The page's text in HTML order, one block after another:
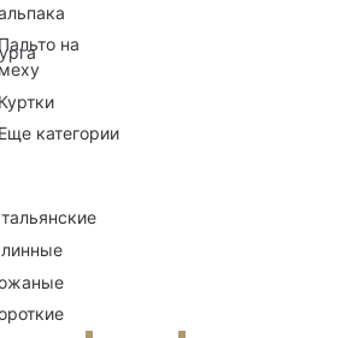
Пальто на
меху
Куртки
Еще категории